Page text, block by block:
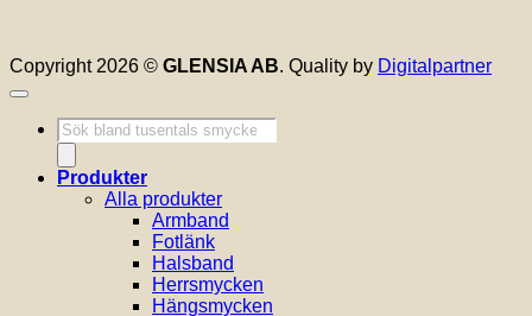
Copyright 2026 © GLENSIA AB. Quality by Digitalpartner
Produktsökning
Produkter
Alla produkter
Armband
Fotlänk
Halsband
Herrsmycken
Hängsmycken